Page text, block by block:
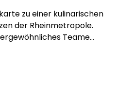
zu einer kulinarischen
der Rheinmetropole.
Teame…